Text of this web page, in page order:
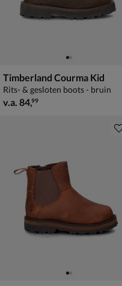
Timberland Courma Kid
Rits- & gesloten boots - bruin
vanaf € 84,99
v.a. 84,99